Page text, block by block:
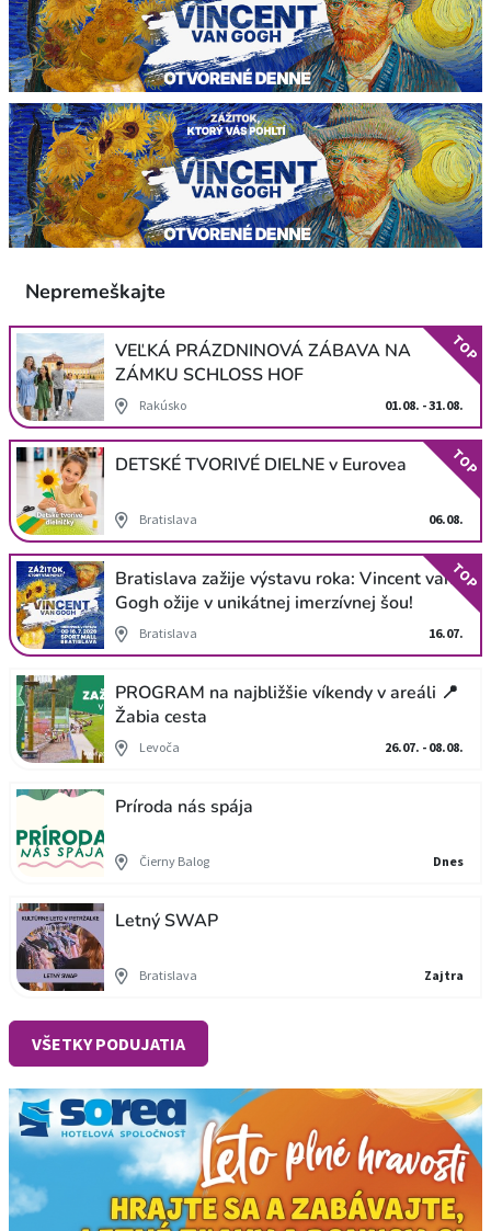
Nepremeškajte
VEĽKÁ PRÁZDNINOVÁ ZÁBAVA NA
ZÁMKU SCHLOSS HOF
Rakúsko 01.08. - 31.08.
TOP
DETSKÉ TVORIVÉ DIELNE v Eurovea
Bratislava 06.08.
TOP
Bratislava zažije výstavu roka: Vincent van
Gogh ožije v unikátnej imerzívnej šou!
Bratislava 16.07.
TOP
PROGRAM na najbližšie víkendy v areáli 📍
Žabia cesta
Levoča 26.07. - 08.08.
Príroda nás spája
Čierny Balog Dnes
Letný SWAP
Bratislava Zajtra
VŠETKY PODUJATIA